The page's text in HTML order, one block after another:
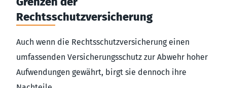
Rechtsschutzversicherung
Auch wenn die Rechtsschutzversicherung einen
umfassenden Versicherungsschutz zur Abwehr hoher
Aufwendungen gewährt, birgt sie dennoch ihre